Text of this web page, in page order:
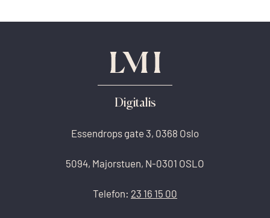
Digitalis
Essendrops gate 3, 0368 Oslo
5094, Majorstuen, N-0301 OSLO
Telefon: 23 16 15 00